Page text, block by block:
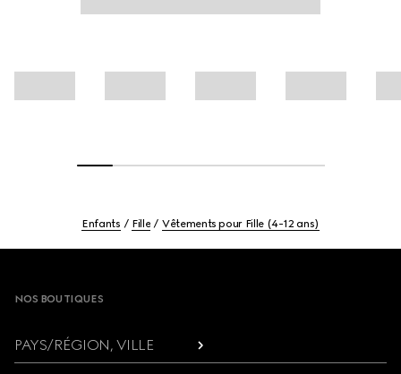
Enfants Fille Vêtements pour Fille (4-12 ans)
NOS BOUTIQUES
PAYS/RÉGION, VILLE